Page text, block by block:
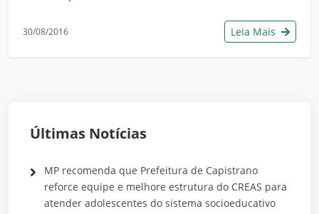
30/08/2016 Leia Mais
Últimas Notícias
MP recomenda que Prefeitura de Capistrano
reforce equipe e melhore estrutura do CREAS para
atender adolescentes do sistema socioeducativo